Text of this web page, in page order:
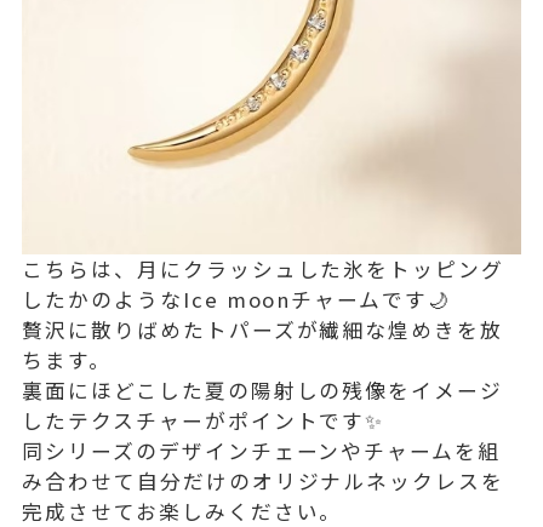
こちらは、月にクラッシュした氷をトッピング
したかのようなIce moonチャームです🌙
贅沢に散りばめたトパーズが繊細な煌めきを放
ちます。
裏面にほどこした夏の陽射しの残像をイメージ
したテクスチャーがポイントです✨
同シリーズのデザインチェーンやチャームを組
み合わせて自分だけのオリジナルネックレスを
完成させてお楽しみください。